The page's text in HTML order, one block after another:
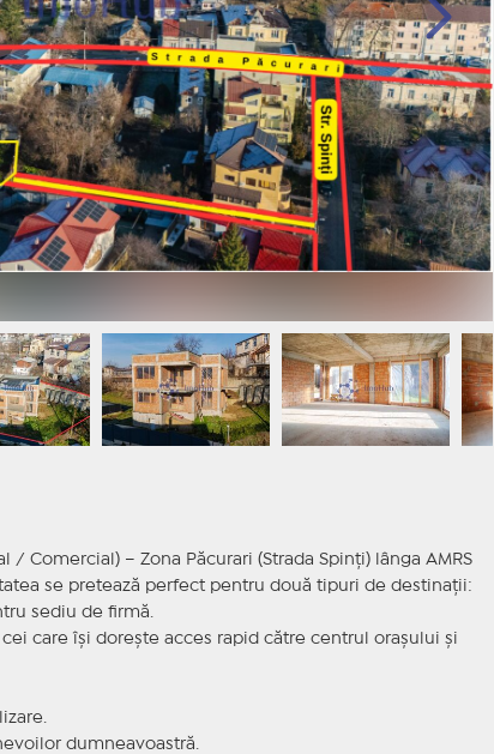
/ Comercial) – Zona Păcurari (Strada Spinți) lânga AMRS
se pretează perfect pentru două tipuri de destinații:
sediu de firmă.
care își dorește acces rapid către centrul orașului și
dumneavoastră.